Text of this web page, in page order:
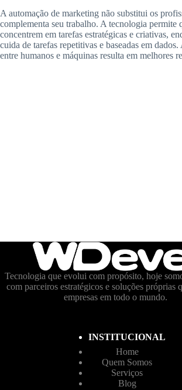
A automação de marketing não substitui os
complementa seu trabalho. A tecnologia permite
concentrem em tarefas estratégicas e criativas,
cuida de tarefas repetitivas e baseadas em
entre humanos e máquinas resulta em melhores
Tecnologia que evolui com propósito, hoje
com parceiros estratégicos e soluções próprias
empresas em todo o mundo.
INSTITUCIONAL
Home
Quem Somos
Serviços
Blog